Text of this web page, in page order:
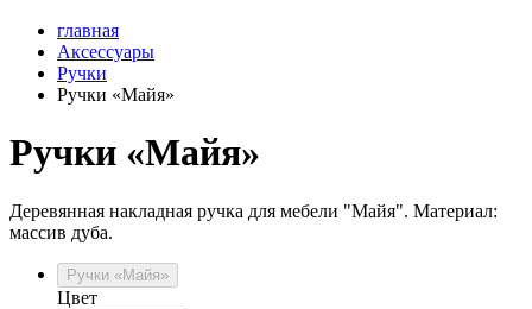
главная
Аксессуары
Ручки
Ручки «Майя»
Ручки «Майя»
Деревянная накладная ручка для мебели "Майя". Материал:
массив дуба.
Ручки «Майя»
Цвет